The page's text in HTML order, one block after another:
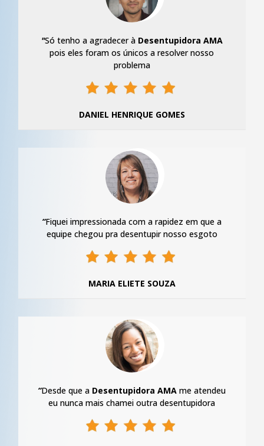
"Só tenho a agradecer à Desentupidora AMA
pois eles foram os únicos a resolver nosso
problema
DANIEL HENRIQUE GOMES
“Fiquei impressionada com a rapidez em que a
equipe chegou pra desentupir nosso esgoto
MARIA ELIETE SOUZA
“Desde que a Desentupidora AMA me atendeu
eu nunca mais chamei outra desentupidora